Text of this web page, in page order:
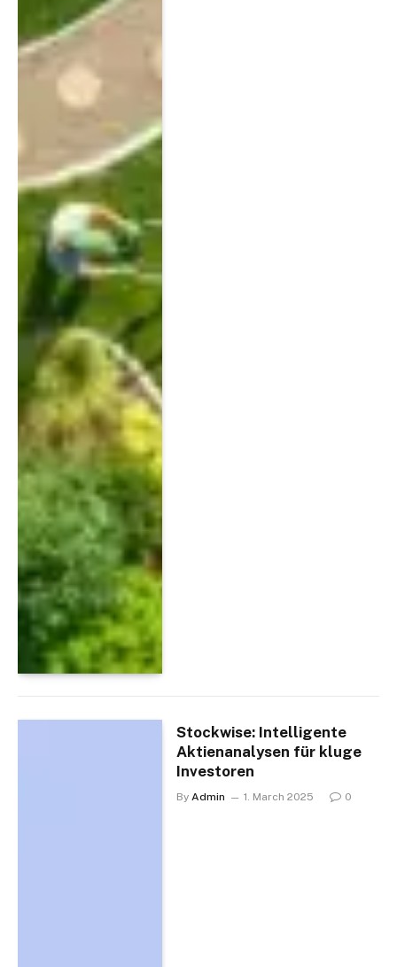
Stockwise: Intelligente
Aktienanalysen für kluge
Investoren
By Admin 1. March 2025 0